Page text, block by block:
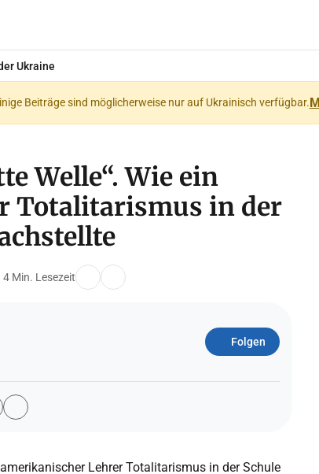
Ukraine
Beiträge sind möglicherweise nur auf Ukrainisch verfügbar.
Welle“. Wie ein
Totalitarismus in der
4 Min. Lesezeit
Folgen